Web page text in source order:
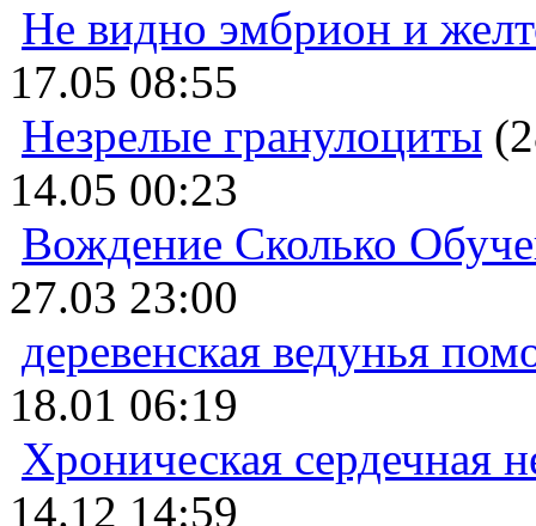
Не видно эмбрион и
17.05 08:55
Незрелые гранулоциты
14.05 00:23
Вождение Сколько
27.03 23:00
деревенская ведунья
18.01 06:19
Хроническая сердечная
14.12 14:59